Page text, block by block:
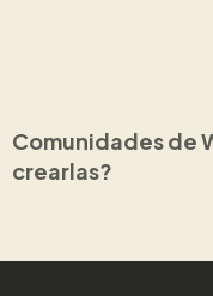
Comunidades de
crearlas?